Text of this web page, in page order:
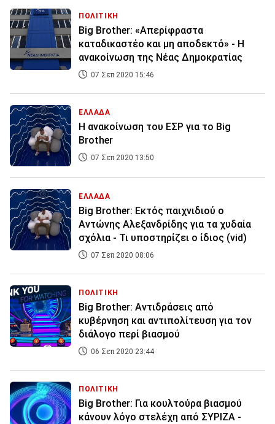
ΠΟΛΙΤΙΚΗ
Big Brother: «Απερίφραστα
καταδικαστέο και μη αποδεκτό» - Η
ανακοίνωση της Νέας Δημοκρατίας
07 Σεπ 2020 15:46
ΕΛΛΑΔΑ
Η ανακοίνωση του ΕΣΡ για το Big
Brother
07 Σεπ 2020 13:50
ΕΛΛΑΔΑ
Big Brother: Εκτός παιχνιδιού ο
Αντώνης Αλεξανδρίδης για τα χυδαία
σχόλια - Τι υποστηρίζει ο ίδιος (vid)
07 Σεπ 2020 08:06
ΠΟΛΙΤΙΚΗ
Big Brother: Αντιδράσεις από
κυβέρνηση και αντιπολίτευση για τον
διάλογο περί βιασμού
06 Σεπ 2020 23:44
ΠΟΛΙΤΙΚΗ
Big Brother: Για κουλτούρα βιασμού
κάνουν λόγο στελέχη από ΣΥΡΙΖΑ -